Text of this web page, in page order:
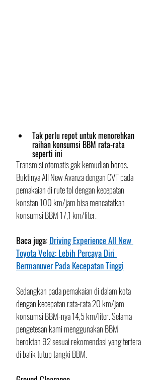
Tak perlu repot untuk menorehkan
raihan konsumsi BBM rata-rata
seperti ini
Transmisi otomatis gak kemudian boros.
Buktinya All New Avanza dengan CVT pada
pemakaian di rute tol dengan kecepatan
konstan 100 km/jam bisa mencatatkan
konsumsi BBM 17,1 km/liter.
Baca juga: Driving Experience All New
Toyota Veloz: Lebih Percaya Diri
Bermanuver Pada Kecepatan Tinggi
Sedangkan pada pemakaian di dalam kota
dengan kecepatan rata-rata 20 km/jam
konsumsi BBM-nya 14,5 km/liter. Selama
pengetesan kami menggunakan BBM
beroktan 92 sesuai rekomendasi yang tertera
di balik tutup tangki BBM.